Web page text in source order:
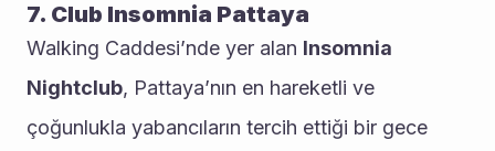
7. Club Insomnia Pattaya
Walking Caddesi’nde yer alan Insomnia
Nightclub, Pattaya’nın en hareketli ve
çoğunlukla yabancıların tercih ettiği bir gece